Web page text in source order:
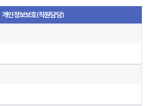
개인정보보호(직원담당)